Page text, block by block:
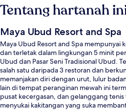
Tentang hartanah
Maya Ubud Resort and Spa
Maya Ubud Resort and Spa mempunyai
dan terletak dalam lingkungan 5 minit
Ubud dan Pasar Seni Tradisional Ubud.
salah satu daripada 3 restoran dan
memanjakan diri dengan urut, lulur
lain di tempat peranginan mewah ini
pusat kecergasan, dan gelanggang
menyukai kakitangan yang suka